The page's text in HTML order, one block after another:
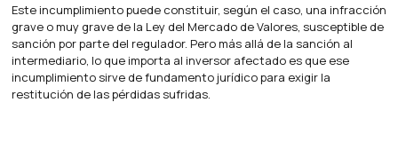
Este incumplimiento puede constituir, según el caso, una infracción
grave o muy grave de la Ley del Mercado de Valores, susceptible de
sanción por parte del regulador. Pero más allá de la sanción al
intermediario, lo que importa al inversor afectado es que ese
incumplimiento sirve de fundamento jurídico para exigir la
restitución de las pérdidas sufridas.